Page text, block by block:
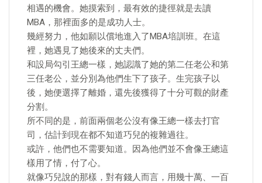
相遇的機會。她摸索到，最有效的捷徑就是去讀
MBA，那裡面多的是成功人士。
幾經努力，他如願以償地進入了MBA培訓班。在這
裡，她遇見了她後來的丈夫們。
和設局勾引王總一樣，她認識了她的第二任老公和第
三任老公，並分別為他們生下了孩子。生完孩子以
後，她便選擇了離婚，還先後獲得了十分可觀的財產
分割。
所不同的是，前面兩個老公沒有像王總一樣去打官
司，估計到現在都不知道巧兒的複雜過往。
或許，他們也不需要知道。因為他們並不會像王總這
樣用了情，付了心。
就像巧兒說的那樣，對有錢人而言，用幾十萬、一百